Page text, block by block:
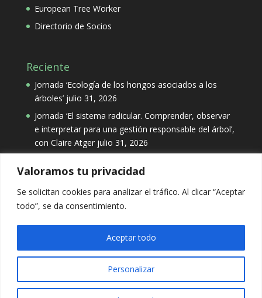
Valoramos tu privacidad
Se solicitan cookies para analizar el tráfico. Al clicar “Aceptar
todo”, se da consentimiento.
Personalizar
Aceptar todo
European Tree Worker
Directorio de Socios
Reciente
Jornada ‘Ecología de los hongos asociados a los
árboles’ julio 31, 2026
Jornada ‘El sistema radicular. Comprender, observar
e interpretar para una gestión responsable del árbol’,
con Claire Atger julio 31, 2026
Categorías